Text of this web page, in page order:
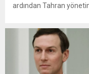
ardından Tahran
Kuvvetler Komutanlığı
“masum denizcileri...